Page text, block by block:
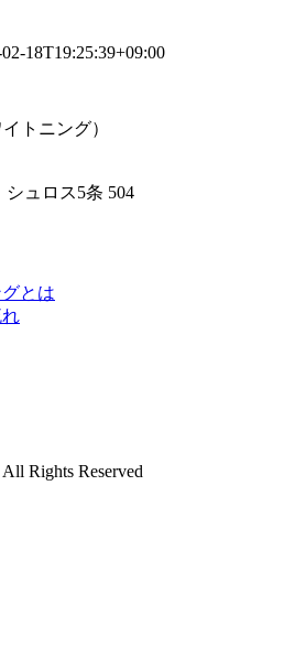
18T19:25:39+09:00
トニング）
ュロス5条 504
とは
Rights Reserved